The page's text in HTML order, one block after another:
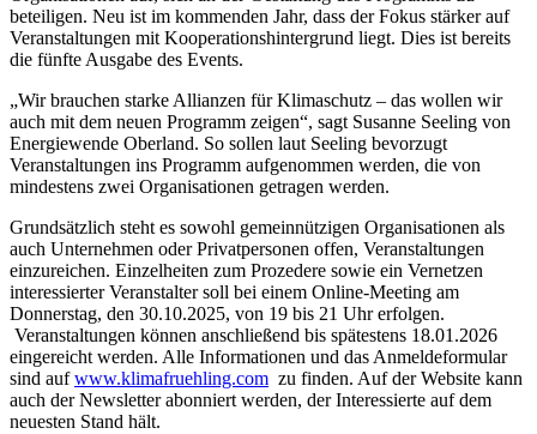
beteiligen. Neu ist im kommenden Jahr, dass der Fokus stärker auf
Veranstaltungen mit Kooperationshintergrund liegt. Dies ist bereits
die fünfte Ausgabe des Events.
„Wir brauchen starke Allianzen für Klimaschutz – das wollen wir
auch mit dem neuen Programm zeigen“, sagt Susanne Seeling von
Energiewende Oberland. So sollen laut Seeling bevorzugt
Veranstaltungen ins Programm aufgenommen werden, die von
mindestens zwei Organisationen getragen werden.
Grundsätzlich steht es sowohl gemeinnützigen Organisationen als
auch Unternehmen oder Privatpersonen offen, Veranstaltungen
einzureichen. Einzelheiten zum Prozedere sowie ein Vernetzen
interessierter Veranstalter soll bei einem Online-Meeting am
Donnerstag, den 30.10.2025, von 19 bis 21 Uhr erfolgen.
Veranstaltungen können anschließend bis spätestens 18.01.2026
eingereicht werden. Alle Informationen und das Anmeldeformular
sind aufwww.klimafruehling.com zu finden. Auf der Website kann
auch der Newsletter abonniert werden, der Interessierte auf dem
neuesten Stand hält.